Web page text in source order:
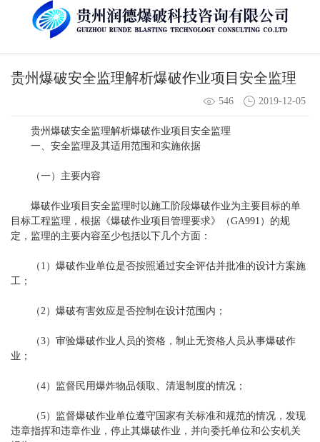
贵州爆破安全监理解析爆破作业项目安全监理
546 2019-12-05
贵州爆破安全监理解析爆破作业项目安全监理
一、安全监理及其适用范围和实施依据
（一）主要内容
爆破作业项目安全监理时以施工阶段爆破作业为主要目标的单
目标工程监理，根据《爆破作业项目管理要求》（GA991）的规
定，监理的主要内容至少包括以下几个方面：
（1）爆破作业单位是否按照通过安全评估并批准的设计方案施
工；
（2）爆破有害效应是否控制在设计范围内；
（3）审验爆破作业人员的资格，制止无资格人员从事爆破作
业；
（4）监督民用爆炸物品领取、清退制度的情况；
（5）监督爆破作业单位遵守国家有关标准和规范的情况，发现
违章指挥和违章作业，停止其爆破作业，并向委托单位和公安机关